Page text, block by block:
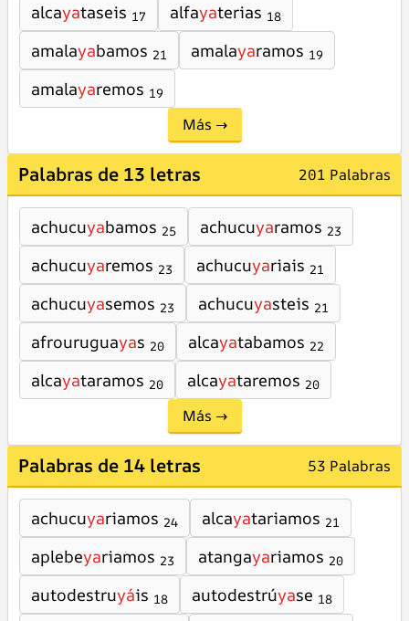
alcayataseis 17 alfayaterias 18
amalayabamos 21 amalayaramos 19
amalayaremos 19
Más →
Palabras de 13 letras 201 Palabras
achucuyabamos 25 achucuyaramos 23
achucuyaremos 23 achucuyariais 21
achucuyasemos 23 achucuyasteis 21
afrouruguayas 20 alcayatabamos 22
alcayataramos 20 alcayataremos 20
Más →
Palabras de 14 letras 53 Palabras
achucuyariamos 24 alcayatariamos 21
aplebeyariamos 23 atangayariamos 20
autodestruyáis 18 autodestrúyase 18